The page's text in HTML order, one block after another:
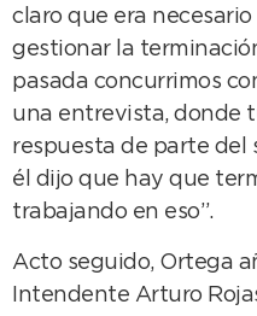
claro que era
gestionar la
pasada concurrimos
una entrevista, donde
respuesta de parte del
él dijo que hay que
trabajando en eso”.
Acto seguido, Ortega
Intendente Arturo